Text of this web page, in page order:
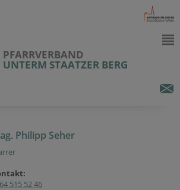
PFARRVERBAND
UNTERM STAATZER BERG
Philipp Seher
515 52 46